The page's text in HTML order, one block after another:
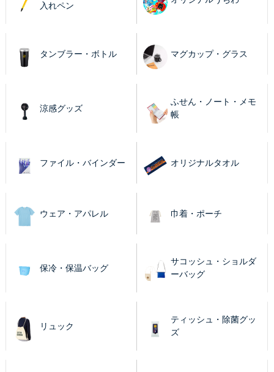
入れペン
タンブラー・ボトル マグカップ・グラス
涼感グッズ
ふせん・ノート・メモ
帳
ファイル・バインダー オリジナルタオル
ウェア・アパレル 巾着・ポーチ
保冷・保温バッグ
サコッシュ・ショルダ
ーバッグ
リュック
ティッシュ・除菌グッ
ズ